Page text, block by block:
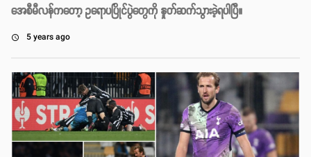
အေစီမီလန်ကတော့ ဥရောပပြိုင်ပွဲတွေကို နှုတ်ဆက်သွားခဲ့ရပါပြီ။
access_time 5 years ago